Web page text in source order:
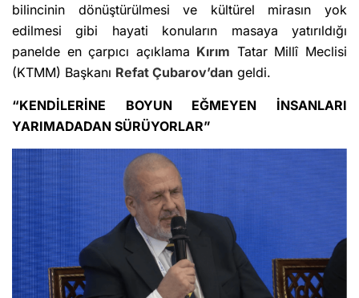
bilincinin dönüştürülmesi ve kültürel mirasın yok
edilmesi gibi hayati konuların masaya yatırıldığı
panelde en çarpıcı açıklama Kırım Tatar Millî Meclisi
(KTMM) Başkanı Refat Çubarov’dan geldi.
“KENDİLERİNE BOYUN EĞMEYEN İNSANLARI
YARIMADADAN SÜRÜYORLAR”